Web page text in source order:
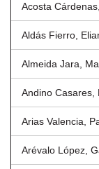
Acosta
Aldás Fierro,
Almeida Jara,
Andino Casares,
Arias Valencia,
Arévalo López,